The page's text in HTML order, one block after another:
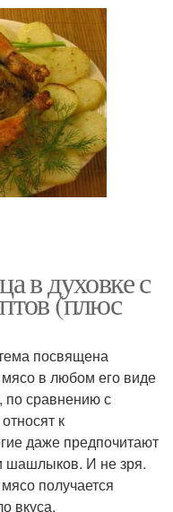
в духовке с
(плюс
посвящена
в любом его виде
по сравнению с
к
даже предпочитают
шашлыков. И не зря.
получается
вкуса.